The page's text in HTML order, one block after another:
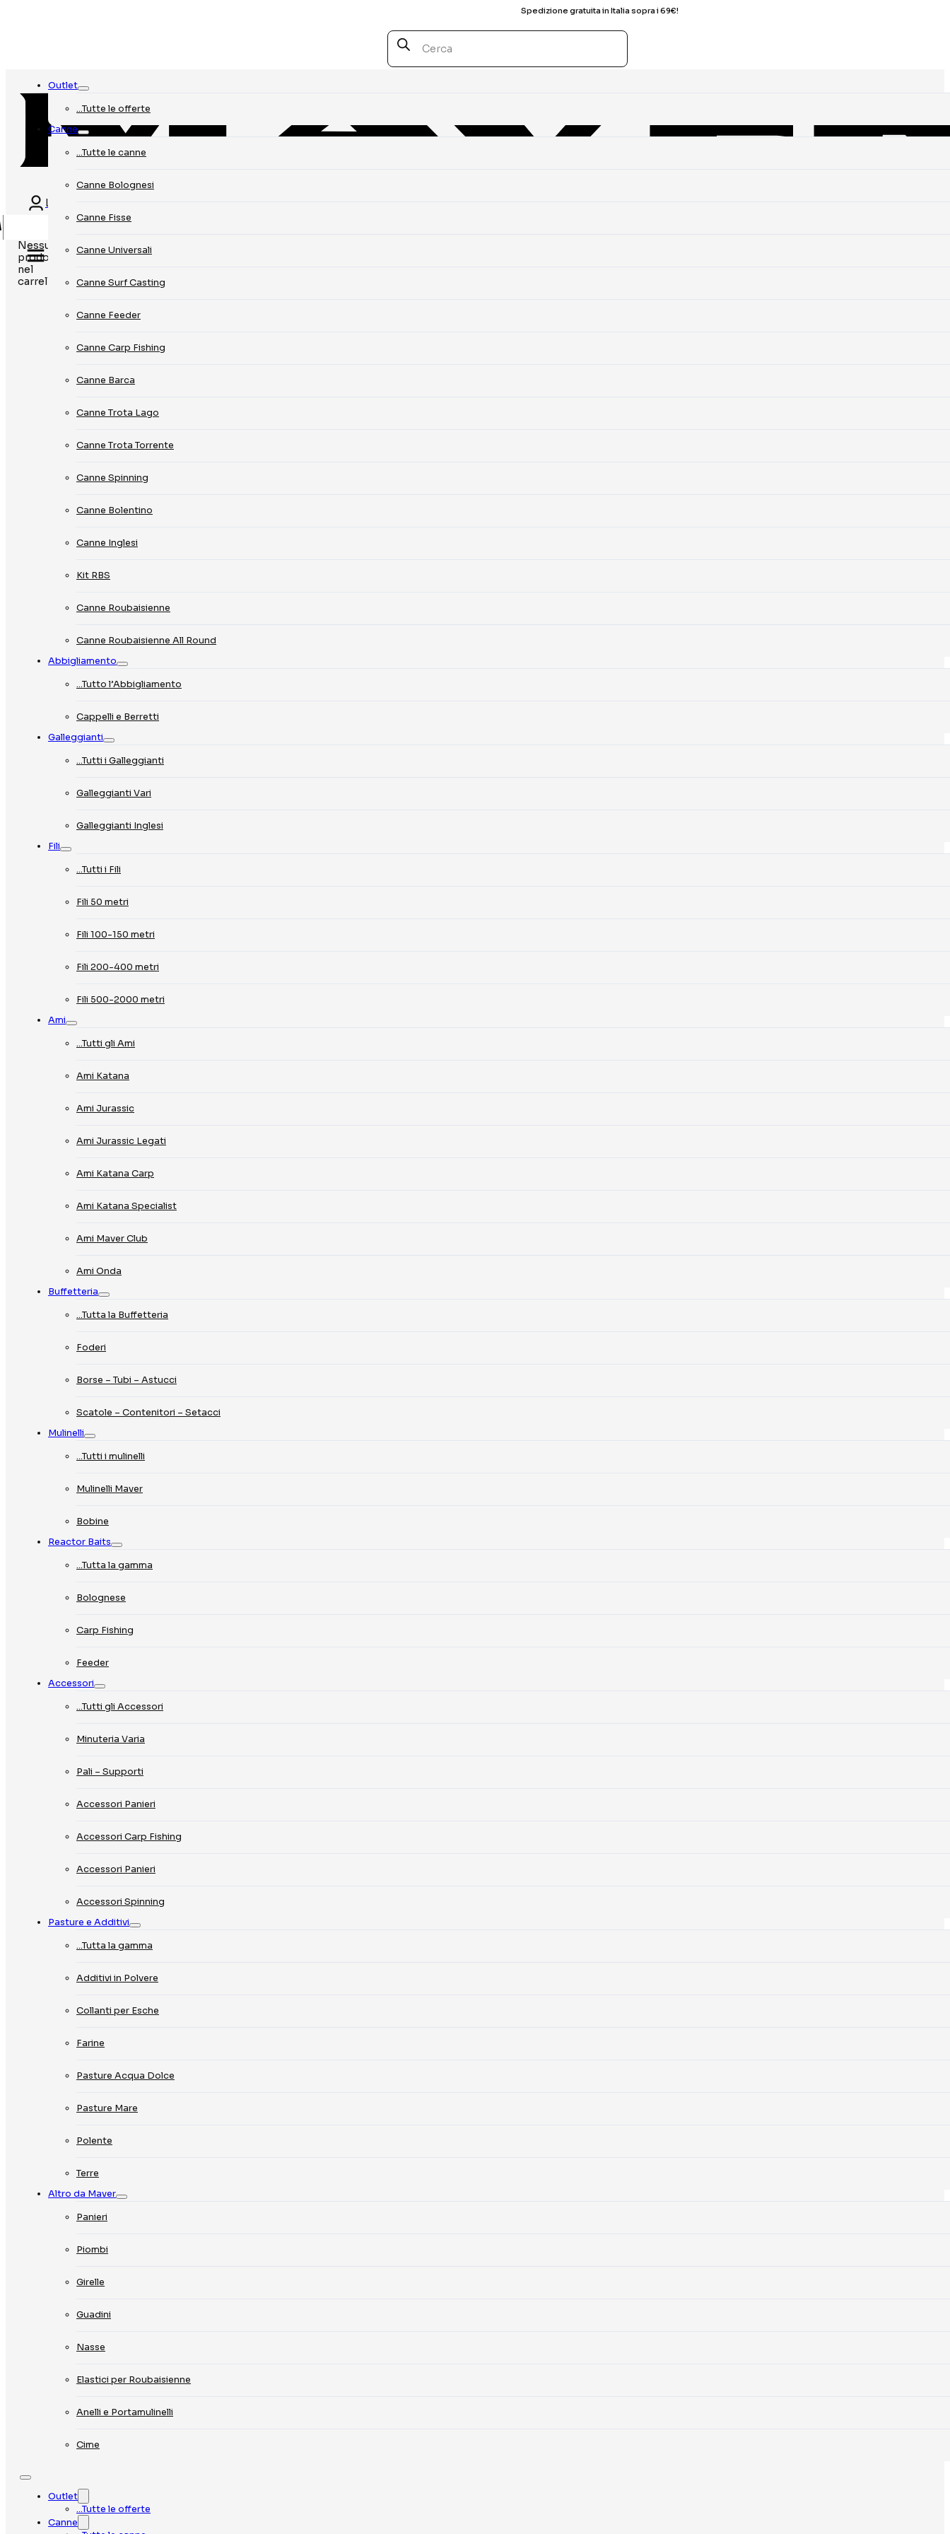
Spedizione gratuita in Italia sopra i 69€!
Products
search
Login
Nessun
prodotto
nel
carrello.
Outlet
…Tutte le offerte
Canne
…Tutte le canne
Canne Bolognesi
Canne Fisse
Canne Universali
Canne Surf Casting
Canne Feeder
Canne Carp Fishing
Canne Barca
Canne Trota Lago
Canne Trota Torrente
Canne Spinning
Canne Bolentino
Canne Inglesi
Kit RBS
Canne Roubaisienne
Canne Roubaisienne All Round
Abbigliamento
…Tutto l’Abbigliamento
Cappelli e Berretti
Galleggianti
…Tutti i Galleggianti
Galleggianti Vari
Galleggianti Inglesi
Fili
…Tutti i Fili
Fili 50 metri
Fili 100-150 metri
Fili 200-400 metri
Fili 500-2000 metri
Ami
…Tutti gli Ami
Ami Katana
Ami Jurassic
Ami Jurassic Legati
Ami Katana Carp
Ami Katana Specialist
Ami Maver Club
Ami Onda
Buffetteria
…Tutta la Buffetteria
Foderi
Borse – Tubi – Astucci
Scatole – Contenitori – Setacci
Mulinelli
…Tutti i mulinelli
Mulinelli Maver
Bobine
Reactor Baits
…Tutta la gamma
Bolognese
Carp Fishing
Feeder
Accessori
…Tutti gli Accessori
Minuteria Varia
Pali – Supporti
Accessori Panieri
Accessori Carp Fishing
Accessori Panieri
Accessori Spinning
Pasture e Additivi
…Tutta la gamma
Additivi in Polvere
Collanti per Esche
Farine
Pasture Acqua Dolce
Pasture Mare
Polente
Terre
Altro da Maver
Panieri
Piombi
Girelle
Guadini
Nasse
Elastici per Roubaisienne
Anelli e Portamulinelli
Cime
Outlet
…Tutte le offerte
Canne